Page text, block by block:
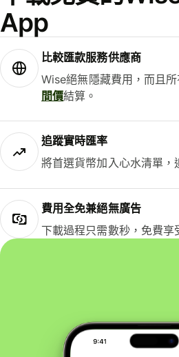
App
比較匯款服務供應商
Wise絕無隱藏費用，而且
間價結算。
追蹤實時匯率
將首選貨幣加入心水清單，
費用全免兼絕無廣告
下載過程只需數秒，免費享